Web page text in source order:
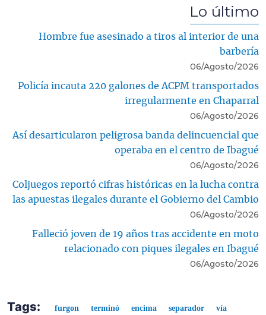
Lo último
Hombre fue asesinado a tiros al interior de una
barbería
06/Agosto/2026
Policía incauta 220 galones de ACPM transportados
irregularmente en Chaparral
06/Agosto/2026
Así desarticularon peligrosa banda delincuencial que
operaba en el centro de Ibagué
06/Agosto/2026
Coljuegos reportó cifras históricas en la lucha contra
las apuestas ilegales durante el Gobierno del Cambio
06/Agosto/2026
Falleció joven de 19 años tras accidente en moto
relacionado con piques ilegales en Ibagué
06/Agosto/2026
Tags: furgon terminó encima separador
vía